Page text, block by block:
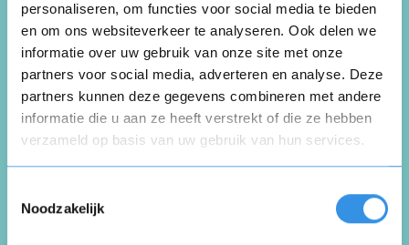
personaliseren, om functies voor social media te bieden
en om ons websiteverkeer te analyseren. Ook delen we
informatie over uw gebruik van onze site met onze
partners voor social media, adverteren en analyse. Deze
partners kunnen deze gegevens combineren met andere
informatie die u aan ze heeft verstrekt of die ze hebben
verzameld op basis van uw gebruik van hun services.
Noodzakelijk
E.J Reeuwijk- van der Torre
Delfgauw
30 april 2026
Ander toestel en verzekering
0 (0 like)